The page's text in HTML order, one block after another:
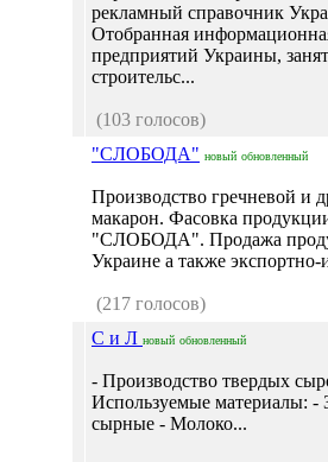
рекламный справочник
Отобранная
предприятий Украины,
строительс...
(103 голосов)
"СЛОБОДА" новый обновленный
Производство гречневой и
макарон. Фасовка
"СЛОБОДА". Продажа
Украине а также
(217 голосов)
С и Л новый обновленный
- Производство твердых
Используемые материалы: -
сырные - Молоко...